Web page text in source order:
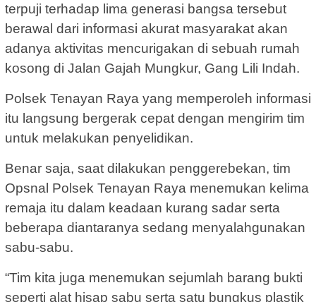
terpuji terhadap lima generasi bangsa tersebut
berawal dari informasi akurat masyarakat akan
adanya aktivitas mencurigakan di sebuah rumah
kosong di Jalan Gajah Mungkur, Gang Lili Indah.
Polsek Tenayan Raya yang memperoleh informasi
itu langsung bergerak cepat dengan mengirim tim
untuk melakukan penyelidikan.
Benar saja, saat dilakukan penggerebekan, tim
Opsnal Polsek Tenayan Raya menemukan kelima
remaja itu dalam keadaan kurang sadar serta
beberapa diantaranya sedang menyalahgunakan
sabu-sabu.
“Tim kita juga menemukan sejumlah barang bukti
seperti alat hisap sabu serta satu bungkus plastik